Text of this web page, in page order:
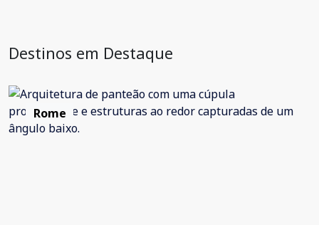
Destinos em Destaque
Rome